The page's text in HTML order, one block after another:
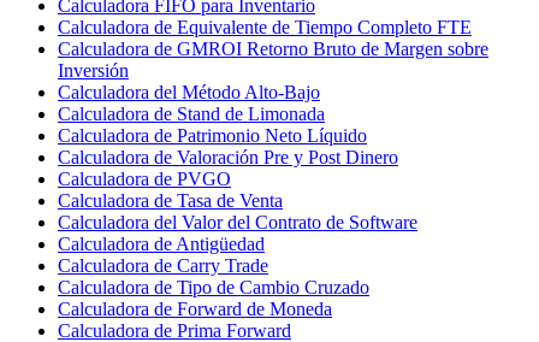
Calculadora FIFO para Inventario
Calculadora de Equivalente de Tiempo Completo FTE
Calculadora de GMROI Retorno Bruto de Margen sobre
Inversión
Calculadora del Método Alto-Bajo
Calculadora de Stand de Limonada
Calculadora de Patrimonio Neto Líquido
Calculadora de Valoración Pre y Post Dinero
Calculadora de PVGO
Calculadora de Tasa de Venta
Calculadora del Valor del Contrato de Software
Calculadora de Antigüedad
Calculadora de Carry Trade
Calculadora de Tipo de Cambio Cruzado
Calculadora de Forward de Moneda
Calculadora de Prima Forward